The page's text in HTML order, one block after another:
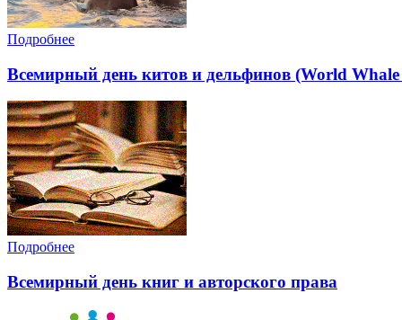
Подробнее
Всемирный день китов и дельфинов (World
Подробнее
Всемирный день книг и авторского права